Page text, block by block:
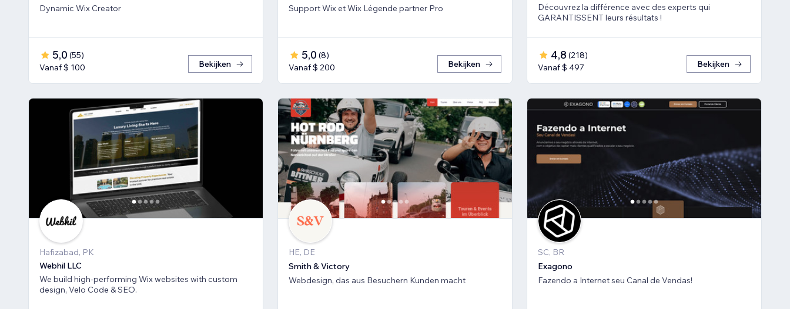
Dynamic Wix Creator
5,0 (55)
Vanaf $ 100
Bekijken
Support Wix et Wix Légende partner Pro
5,0 (8)
Vanaf $ 200
Bekijken
Découvrez la différence avec des experts qui
GARANTISSENT leurs résultats !
4,8 (218)
Vanaf $ 497
Bekijken
Hafizabad, PK
Webhil LLC
We build high-performing Wix websites with custom
design, Velo Code & SEO.
HE, DE
Smith & Victory
Webdesign, das aus Besuchern Kunden macht
SC, BR
Exagono
Fazendo a Internet seu Canal de Vendas!